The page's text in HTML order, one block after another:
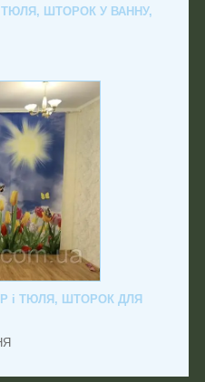
ШТОРОК У ВАННУ,
і ТЮЛЯ, ШТОРОК ДЛЯ